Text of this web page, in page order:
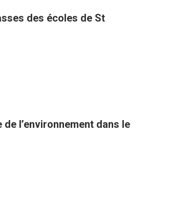
des écoles de St
l’environnement dans le